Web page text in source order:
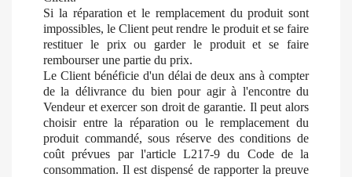
Si la réparation et le remplacement du produit sont
impossibles, le Client peut rendre le produit et se faire
restituer le prix ou garder le produit et se faire
rembourser une partie du prix.
Le Client bénéficie d'un délai de deux ans à compter
de la délivrance du bien pour agir à l'encontre du
Vendeur et exercer son droit de garantie. Il peut alors
choisir entre la réparation ou le remplacement du
produit commandé, sous réserve des conditions de
coût prévues par l'article L217-9 du Code de la
consommation. Il est dispensé de rapporter la preuve